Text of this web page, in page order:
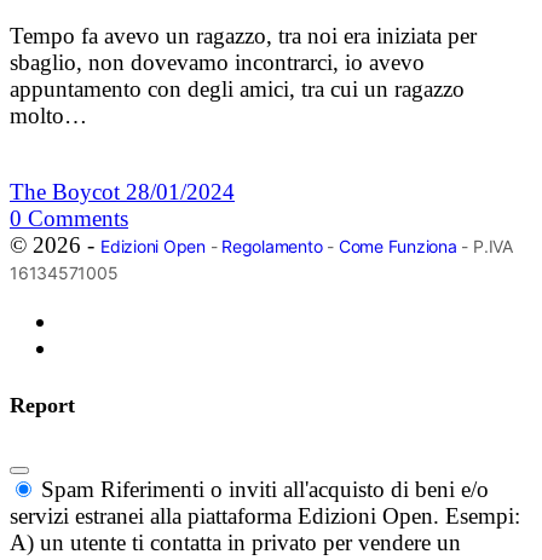
Tempo fa avevo un ragazzo, tra noi era iniziata per
sbaglio, non dovevamo incontrarci, io avevo
appuntamento con degli amici, tra cui un ragazzo
molto…
The Boycot 28/01/2024
0 Comments
© 2026 - Edizioni Open- Regolamento- Come Funziona - P.IVA
16134571005
Report
Spam Riferimenti o inviti all'acquisto di beni e/o
servizi estranei alla piattaforma Edizioni Open. Esempi:
A) un utente ti contatta in privato per vendere un